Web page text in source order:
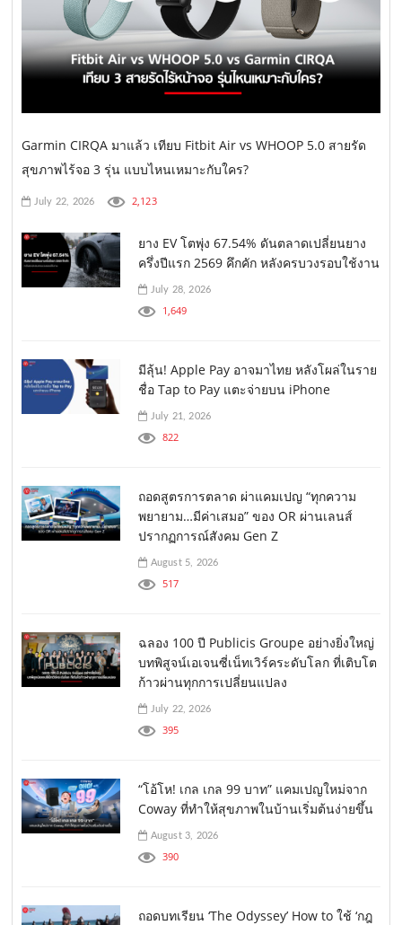
Garmin CIRQA มาแล้ว เทียบ Fitbit Air vs WHOOP 5.0 สายรัด
สุขภาพไร้จอ 3 รุ่น แบบไหนเหมาะกับใคร?
July 22, 2026 2,123
ยาง EV โตพุ่ง 67.54% ดันตลาดเปลี่ยนยาง
ครึ่งปีแรก 2569 คึกคัก หลังครบวงรอบใช้งาน
July 28, 2026
1,649
มีลุ้น! Apple Pay อาจมาไทย หลังโผล่ในราย
ชื่อ Tap to Pay แตะจ่ายบน iPhone
July 21, 2026
822
ถอดสูตรการตลาด ผ่าแคมเปญ “ทุกความ
พยายาม…มีค่าเสมอ” ของ OR ผ่านเลนส์
ปรากฏการณ์สังคม Gen Z
August 5, 2026
517
ฉลอง 100 ปี Publicis Groupe อย่างยิ่งใหญ่
บทพิสูจน์เอเจนซี่เน็ทเวิร์คระดับโลก ที่เติบโต
ก้าวผ่านทุกการเปลี่ยนแปลง
July 22, 2026
395
“โอ้โห! เกล เกล 99 บาท” แคมเปญใหม่จาก
Coway ที่ทำให้สุขภาพในบ้านเริ่มต้นง่ายขึ้น
August 3, 2026
390
ถอดบทเรียน ‘The Odyssey’ How to ใช้ ‘กฎ